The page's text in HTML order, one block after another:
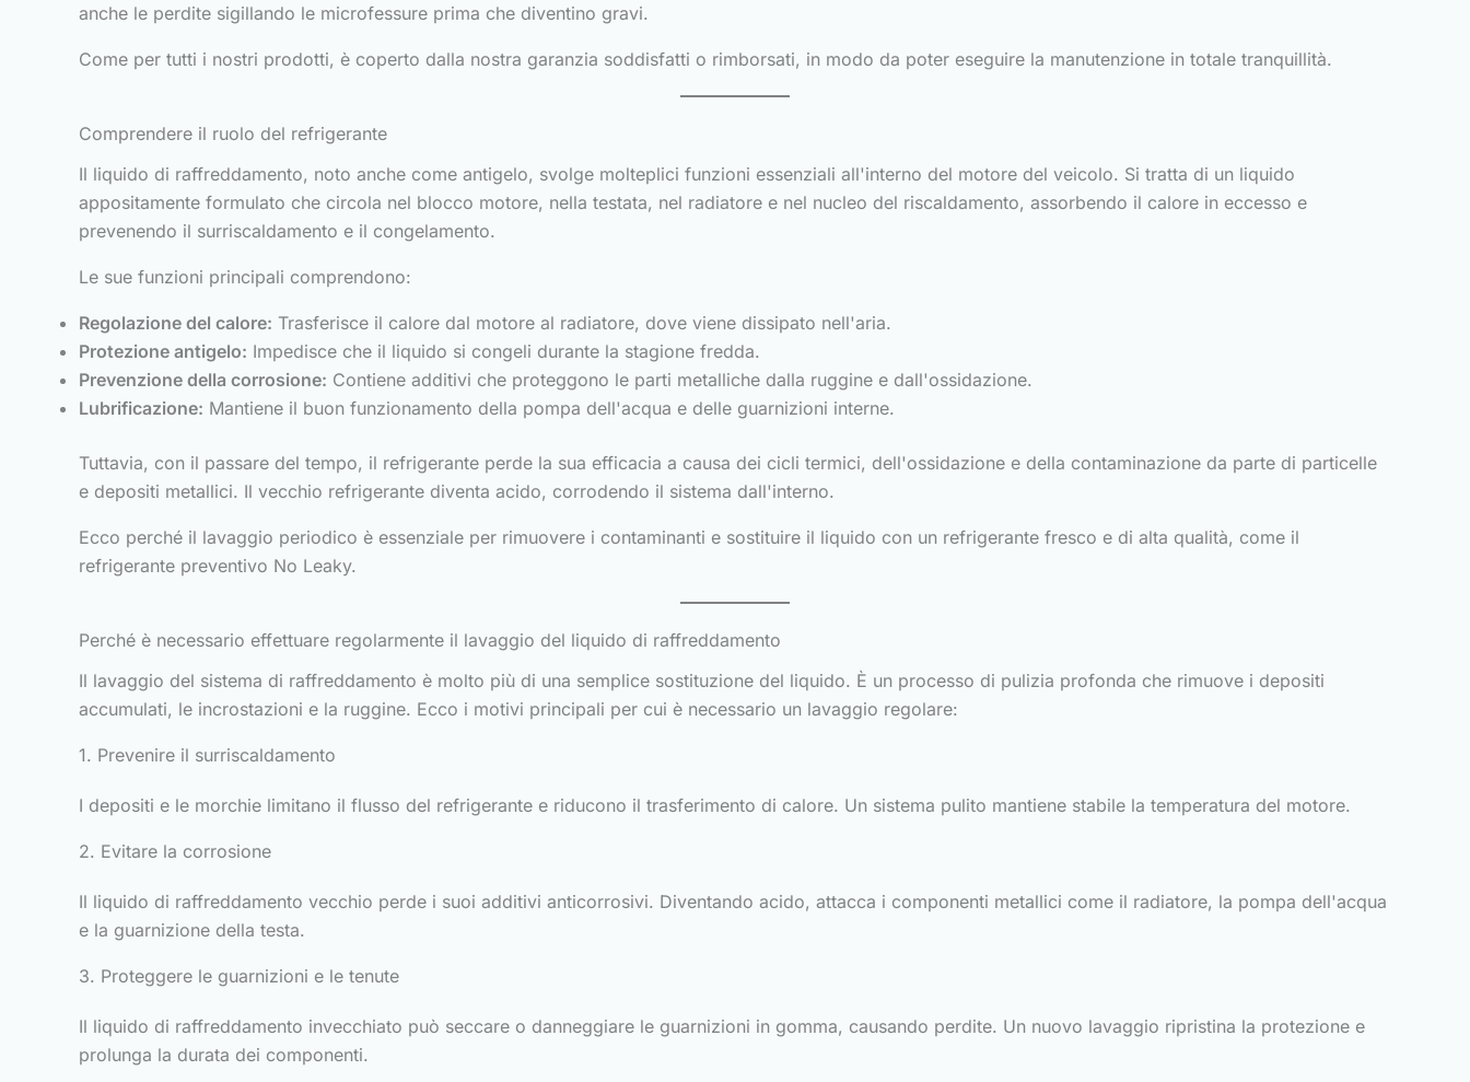
anche le perdite sigillando le microfessure prima che diventino gravi.
Come per tutti i nostri prodotti, è coperto dalla nostra garanzia soddisfatti o rimborsati, in modo da poter eseguire la manutenzione in totale tranquillità.
Comprendere il ruolo del refrigerante
Il liquido di raffreddamento, noto anche come antigelo, svolge molteplici funzioni essenziali all'interno del motore del veicolo. Si tratta di un liquido
appositamente formulato che circola nel blocco motore, nella testata, nel radiatore e nel nucleo del riscaldamento, assorbendo il calore in eccesso e
prevenendo il surriscaldamento e il congelamento.
Le sue funzioni principali comprendono:
Regolazione del calore: Trasferisce il calore dal motore al radiatore, dove viene dissipato nell'aria.
Protezione antigelo: Impedisce che il liquido si congeli durante la stagione fredda.
Prevenzione della corrosione: Contiene additivi che proteggono le parti metalliche dalla ruggine e dall'ossidazione.
Lubrificazione: Mantiene il buon funzionamento della pompa dell'acqua e delle guarnizioni interne.
Tuttavia, con il passare del tempo, il refrigerante perde la sua efficacia a causa dei cicli termici, dell'ossidazione e della contaminazione da parte di particelle
e depositi metallici. Il vecchio refrigerante diventa acido, corrodendo il sistema dall'interno.
Ecco perché il lavaggio periodico è essenziale per rimuovere i contaminanti e sostituire il liquido con un refrigerante fresco e di alta qualità, come il
refrigerante preventivo No Leaky.
Perché è necessario effettuare regolarmente il lavaggio del liquido di raffreddamento
Il lavaggio del sistema di raffreddamento è molto più di una semplice sostituzione del liquido. È un processo di pulizia profonda che rimuove i depositi
accumulati, le incrostazioni e la ruggine. Ecco i motivi principali per cui è necessario un lavaggio regolare:
1. Prevenire il surriscaldamento
I depositi e le morchie limitano il flusso del refrigerante e riducono il trasferimento di calore. Un sistema pulito mantiene stabile la temperatura del motore.
2. Evitare la corrosione
Il liquido di raffreddamento vecchio perde i suoi additivi anticorrosivi. Diventando acido, attacca i componenti metallici come il radiatore, la pompa dell'acqua
e la guarnizione della testa.
3. Proteggere le guarnizioni e le tenute
Il liquido di raffreddamento invecchiato può seccare o danneggiare le guarnizioni in gomma, causando perdite. Un nuovo lavaggio ripristina la protezione e
prolunga la durata dei componenti.